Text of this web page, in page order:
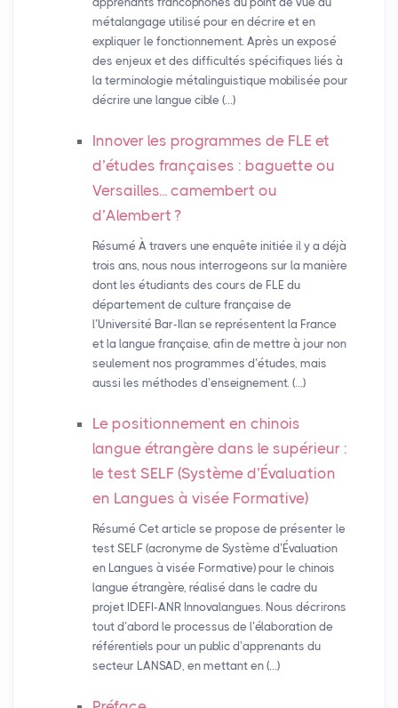
métalangage utilisé pour en décrire et en
expliquer le fonctionnement. Après un exposé
des enjeux et des difficultés spécifiques liés à
la terminologie métalinguistique mobilisée pour
décrire une langue cible (…)
Innover les programmes de FLE et
d’études françaises : baguette ou
Versailles... camembert ou
d’Alembert ?
Résumé À travers une enquête initiée il y a déjà
trois ans, nous nous interrogeons sur la manière
dont les étudiants des cours de FLE du
département de culture française de
l’Université Bar-Ilan se représentent la France
et la langue française, afin de mettre à jour non
seulement nos programmes d’études, mais
aussi les méthodes d’enseignement. (…)
Le positionnement en chinois
langue étrangère dans le supérieur :
le test SELF (Système d’Évaluation
en Langues à visée Formative)
Résumé Cet article se propose de présenter le
test SELF (acronyme de Système d’Évaluation
en Langues à visée Formative) pour le chinois
langue étrangère, réalisé dans le cadre du
projet IDEFI-ANR Innovalangues. Nous décrirons
tout d’abord le processus de l’élaboration de
référentiels pour un public d’apprenants du
secteur LANSAD, en mettant en (…)